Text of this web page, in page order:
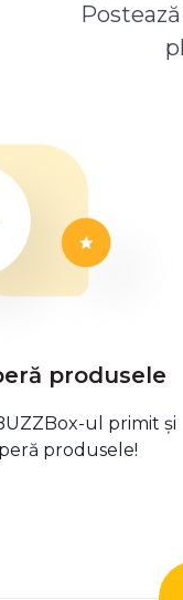
produsele
ul primit și
produsele!